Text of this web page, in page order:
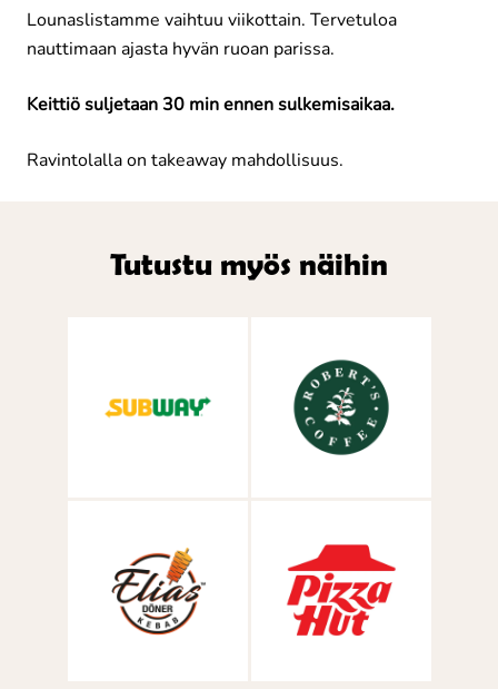
Lounaslistamme vaihtuu viikottain. Tervetuloa
nauttimaan ajasta hyvän ruoan parissa.
Keittiö suljetaan 30 min ennen sulkemisaikaa.
Ravintolalla on takeaway mahdollisuus.
Tutustu myös näihin